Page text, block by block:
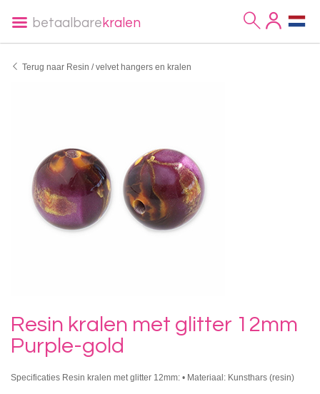
betaalbare kralen
Terug naar Resin / velvet hangers en kralen
Resin kralen met glitter 12mm
Purple-gold
Specificaties Resin kralen met glitter 12mm: • Materiaal: Kunsthars (resin)